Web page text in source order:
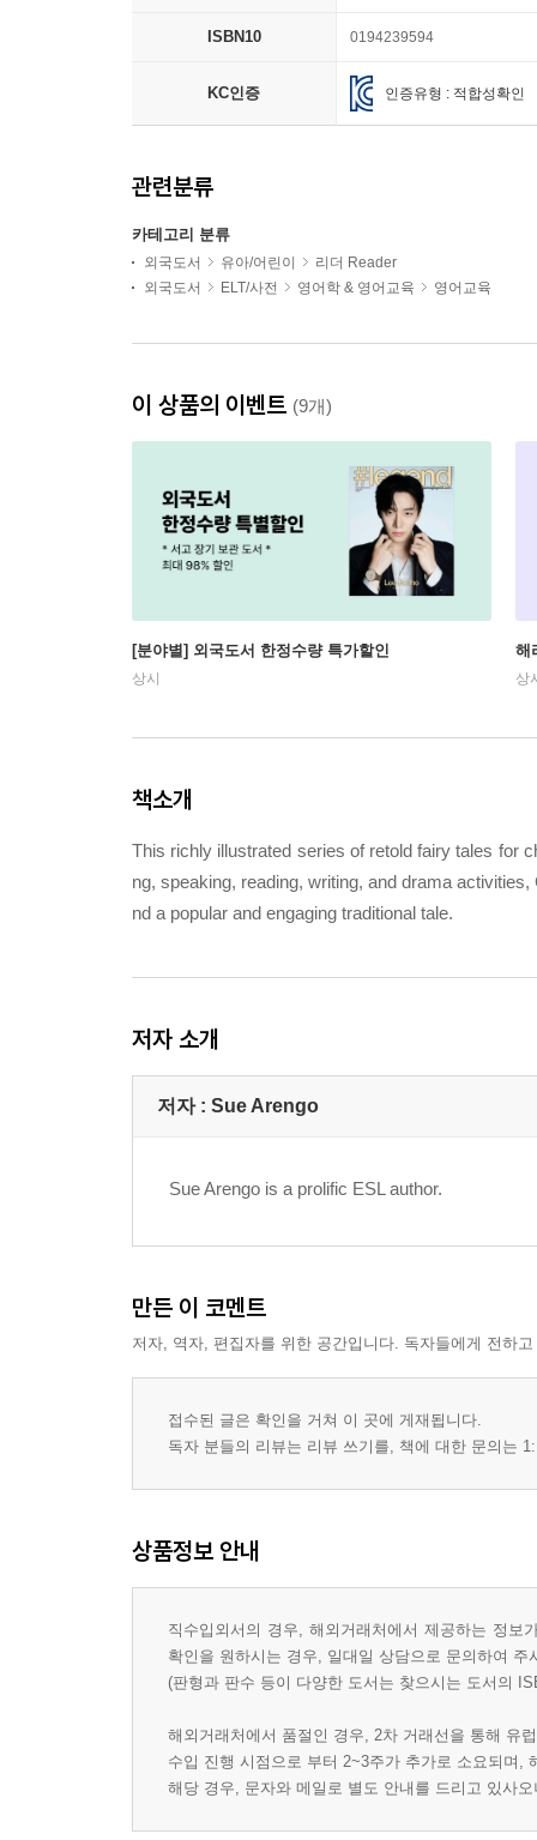
ISBN10 0194239594
KC인증 인증유형 : 적합성확인
관련분류
카테고리 분류
외국도서 유아/어린이
리더 Reader
외국도서
ELT/사전 영어학 & 영어교육 영어교육
이 상품의 이벤트 (9개)
[분야별] 외국도서 한정수량 특가할인
상시
해
상
책소개
This richly illustrated series of retold fairy tales for
ng, speaking, reading, writing, and drama
nd a popular and engaging traditional tale.
저자 소개
저자 : Sue Arengo
Sue Arengo is a prolific ESL author.
만든 이 코멘트
저자, 역자, 편집자를 위한 공간입니다. 독자들에게 전하
접수된 글은 확인을 거쳐 이 곳에 게재됩니다.
독자 분들의 리뷰는 리뷰 쓰기를, 책에 대한 문의는
상품정보 안내
직수입외서의 경우, 해외거래처에서 제공하는 정
확인을 원하시는 경우, 일대일 상담으로 문의하여 주
(판형과 판수 등이 다양한 도서는 찾으시는 도서의
해외거래처에서 품절인 경우, 2차 거래선을 통해 유
수입 진행 시점으로 부터 2~3주가 추가로 소요되며,
해당 경우, 문자와 메일로 별도 안내를 드리고 있사